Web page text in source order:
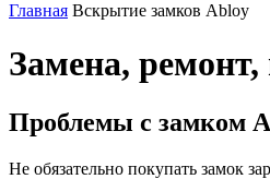
Главная Вскрытие замков Abloy
Замена,
Проблемы с замком
Не обязательно покупать замок